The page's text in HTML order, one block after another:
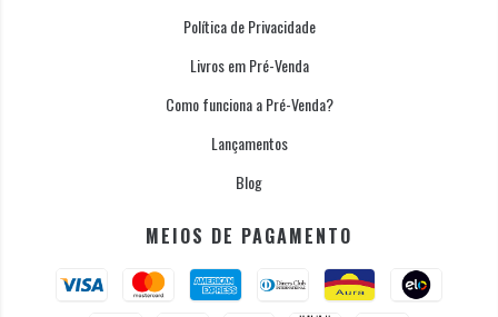
Política de Privacidade
Livros em Pré-Venda
Como funciona a Pré-Venda?
Lançamentos
Blog
MEIOS DE PAGAMENTO